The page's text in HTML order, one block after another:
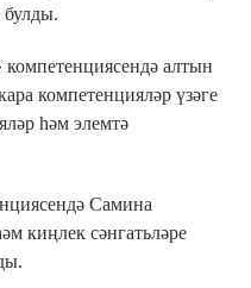
алтын
компетенцияләр үзәге
һәм элемтә
Самина
киңлек сәнгатьләре